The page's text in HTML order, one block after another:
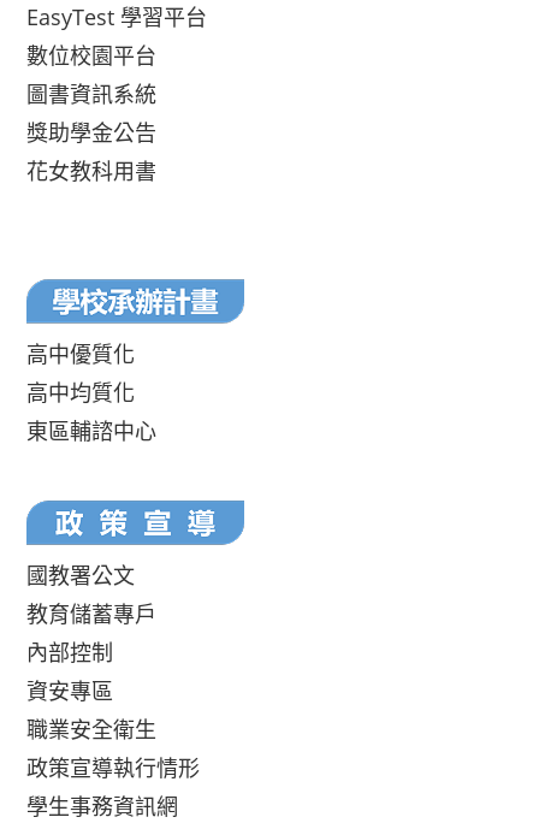
EasyTest 學習平台
數位校園平台
圖書資訊系統
獎助學金公告
花女教科用書
高中優質化
高中均質化
東區輔諮中心
國教署公文
教育儲蓄專戶
內部控制
資安專區
職業安全衛生
政策宣導執行情形
學生事務資訊網